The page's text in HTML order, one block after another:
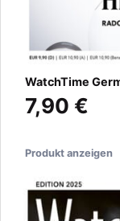
WatchTime
7,90 €
Produkt anzeigen